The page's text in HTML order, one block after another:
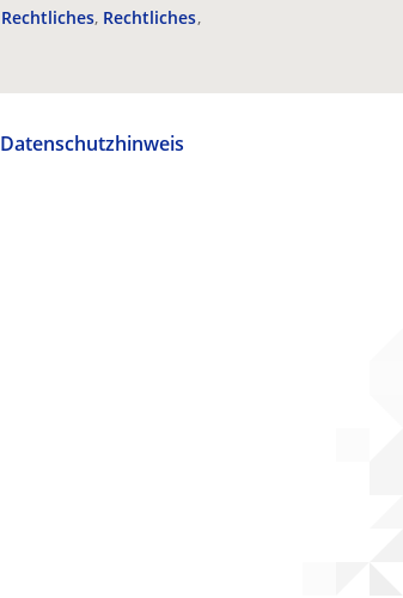
Rechtliches Rechtliches
Datenschutzhinweis